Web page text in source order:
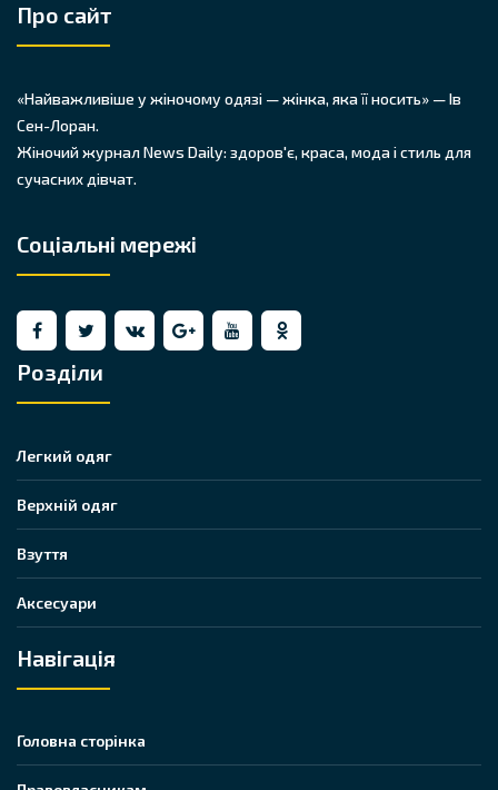
Про сайт
«Найважливіше у жіночому одязі — жінка, яка її носить» — Ів
Сен-Лоран.
Жіночий журнал News Daily: здоров'є, краса, мода і стиль для
сучасних дівчат.
Соціальні мережі
Розділи
Легкий одяг
Верхній одяг
Взуття
Аксесуари
Навігація
Головна сторінка